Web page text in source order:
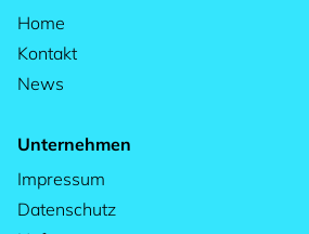
Home
Kontakt
News
Unternehmen
Impressum
Datenschutz